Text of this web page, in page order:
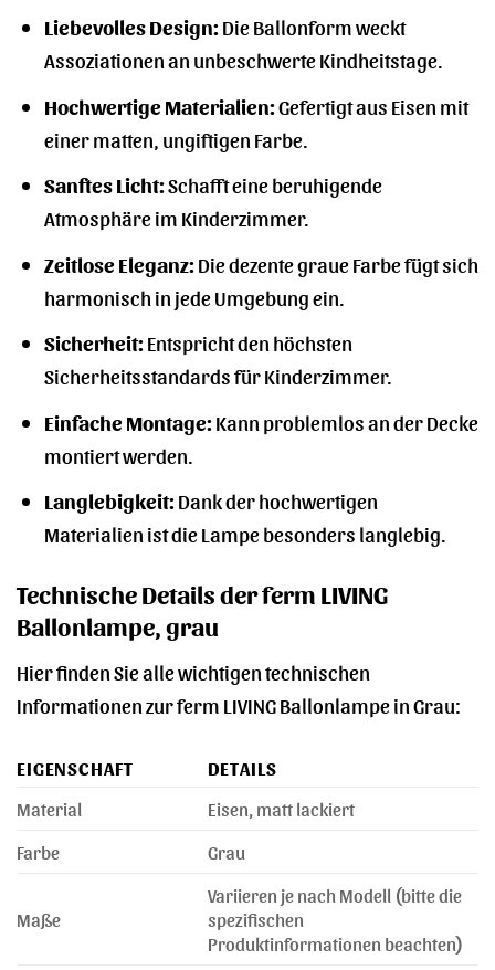
Liebevolles Design:Die Ballonform weckt
Assoziationen an unbeschwerte Kindheitstage.
Hochwertige Materialien:Gefertigt aus Eisen mit
einer matten, ungiftigen Farbe.
Sanftes Licht:Schafft eine beruhigende
Atmosphäre im Kinderzimmer.
Zeitlose Eleganz:Die dezente graue Farbe fügt sich
harmonisch in jede Umgebung ein.
Sicherheit:Entspricht den höchsten
Sicherheitsstandards für Kinderzimmer.
Einfache Montage:Kann problemlos an der Decke
montiert werden.
Langlebigkeit:Dank der hochwertigen
Materialien ist die Lampe besonders langlebig.
Technische Details der ferm LIVING
Ballonlampe, grau
Hier finden Sie alle wichtigen technischen
Informationen zur ferm LIVING Ballonlampe in Grau:
EIGENSCHAFT
DETAILS
Material
Eisen, matt lackiert
Farbe
Grau
Maße
Variieren je nach Modell (bitte die
spezifischen
Produktinformationen beachten)